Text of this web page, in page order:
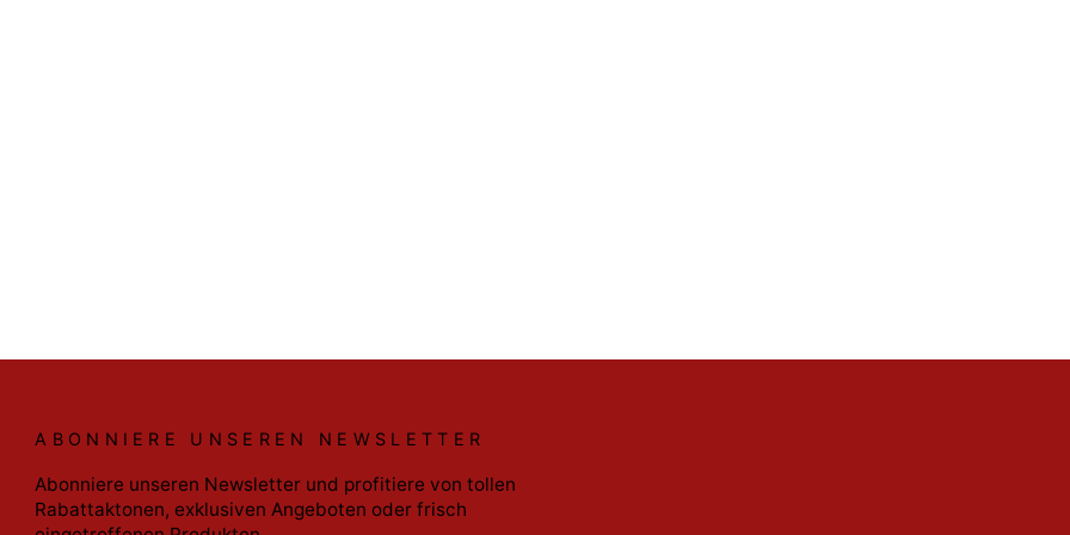
ABONNIERE UNSEREN NEWSLETTER
Abonniere unseren Newsletter und profitiere von tollen
Rabattaktonen, exklusiven Angeboten oder frisch